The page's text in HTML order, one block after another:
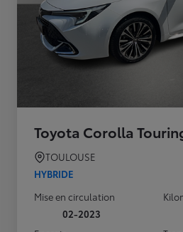
Toyota Corolla
TOULOUSE
HYBRIDE
Mise en circulation
02-2023